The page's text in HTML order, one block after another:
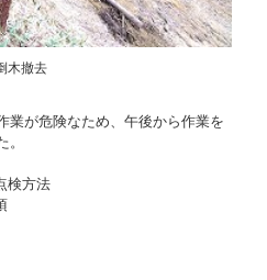
木撤去
業が危険なため、午後から作業を
検方法